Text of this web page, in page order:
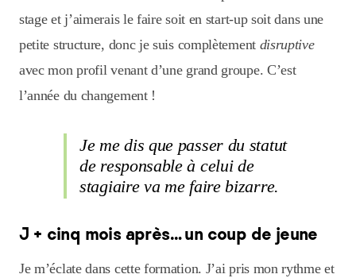
stage et j’aimerais le faire soit en start-up soit dans une
petite structure, donc je suis complètement disruptive
avec mon profil venant d’une grand groupe. C’est
l’année du changement !
Je me dis que passer du statut
de responsable à celui de
stagiaire va me faire bizarre.
J + cinq mois après… un coup de jeune
Je m’éclate dans cette formation. J’ai pris mon rythme et